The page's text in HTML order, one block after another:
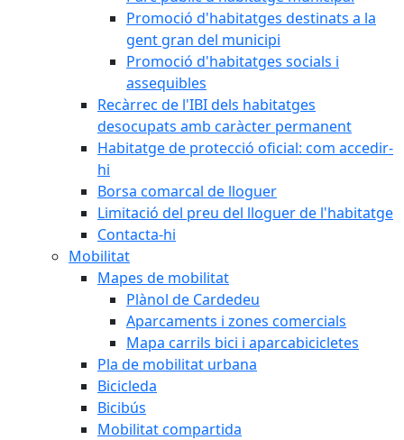
Promoció d'habitatges destinats a la
gent gran del municipi
Promoció d'habitatges socials i
assequibles
Recàrrec de l'IBI dels habitatges
desocupats amb caràcter permanent
Habitatge de protecció oficial: com accedir-
hi
Borsa comarcal de lloguer
Limitació del preu del lloguer de l'habitatge
Contacta-hi
Mobilitat
Mapes de mobilitat
Plànol de Cardedeu
Aparcaments i zones comercials
Mapa carrils bici i aparcabicicletes
Pla de mobilitat urbana
Bicicleda
Bicibús
Mobilitat compartida